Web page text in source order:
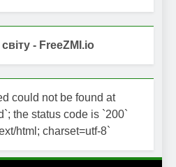
- FreeZMI.io
could not be found at
the status code is `200`
html; charset=utf-8`